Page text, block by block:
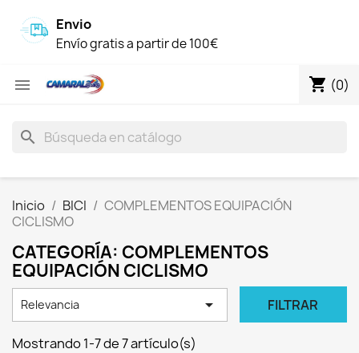
Envio
Envío gratis a partir de 100€
 shopping_cart (0)
search
Inicio BICI
COMPLEMENTOS EQUIPACIÓN
CICLISMO
CATEGORÍA: COMPLEMENTOS
EQUIPACIÓN CICLISMO
Relevancia  FILTRAR
Mostrando 1-7 de 7 artículo(s)